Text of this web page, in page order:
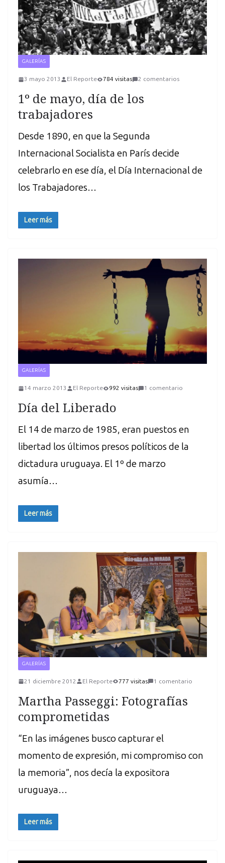
GALERÍAS
3 mayo 2013 El Reporte 784 visitas 2 comentarios
1º de mayo, día de los
trabajadores
Desde 1890, en que la Segunda
Internacional Socialista en París decide
celebrarlo en ese día, el Día Internacional de
los Trabajadores…
Leer más
GALERÍAS
14 marzo 2013 El Reporte 992 visitas 1 comentario
Día del Liberado
El 14 de marzo de 1985, eran puestos en
libertad los últimos presos políticos de la
dictadura uruguaya. El 1º de marzo
asumía…
Leer más
GALERÍAS
21 diciembre 2012 El Reporte 777 visitas 1 comentario
Martha Passeggi: Fotografías
comprometidas
“En las imágenes busco capturar el
momento de expresión, mi compromiso con
la memoria”, nos decía la expositora
uruguaya…
Leer más